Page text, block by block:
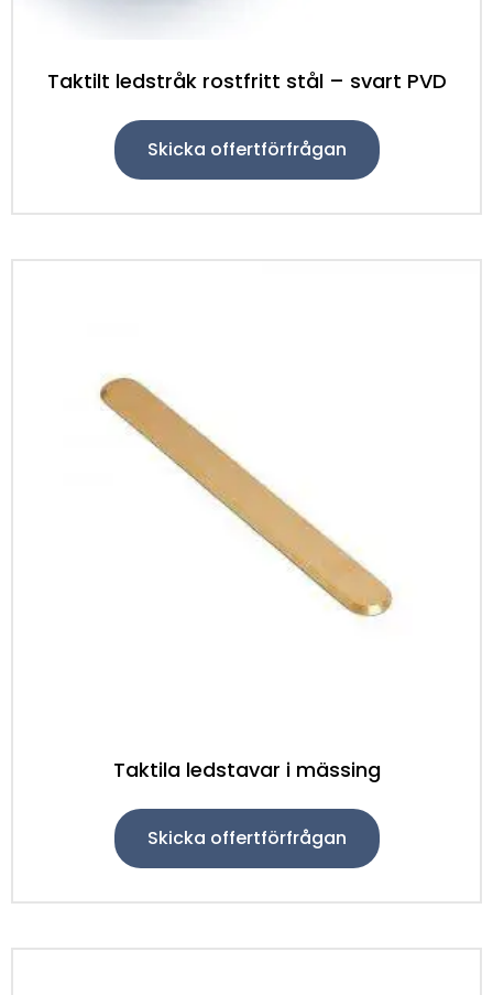
Taktilt ledstråk rostfritt stål – svart PVD
Skicka offertförfrågan
Taktila ledstavar i mässing
Skicka offertförfrågan